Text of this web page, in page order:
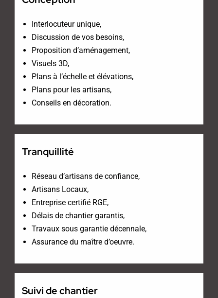
Interlocuteur unique,
Discussion de vos besoins,
Proposition d’aménagement,
Visuels 3D,
Plans à l’échelle et élévations,
Plans pour les artisans,
Conseils en décoration.
Tranquillité
Réseau d’artisans de confiance,
Artisans Locaux,
Entreprise certifié RGE,
Délais de chantier garantis,
Travaux sous garantie décennale,
Assurance du maître d’oeuvre.
Suivi de chantier